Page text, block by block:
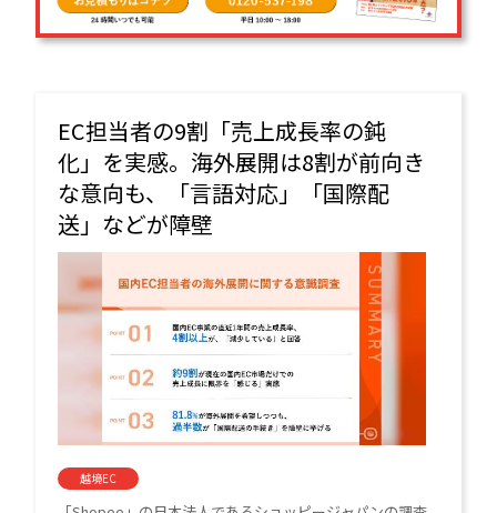
EC担当者の9割「売上成長率の鈍
化」を実感。海外展開は8割が前向き
な意向も、「言語対応」「国際配
送」などが障壁
越境EC